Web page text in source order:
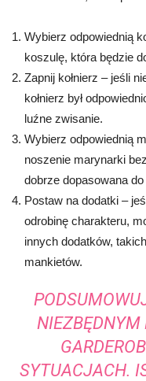
Wybierz odpowiednią
koszulę, która będzie
Zapnij kołnierz – jeśli
kołnierz był
luźne zwisanie.
Wybierz odpowiednią
noszenie marynarki
dobrze dopasowana
Postaw na dodatki –
odrobinę charakteru,
innych dodatków,
mankietów.
SYTUACJACH.